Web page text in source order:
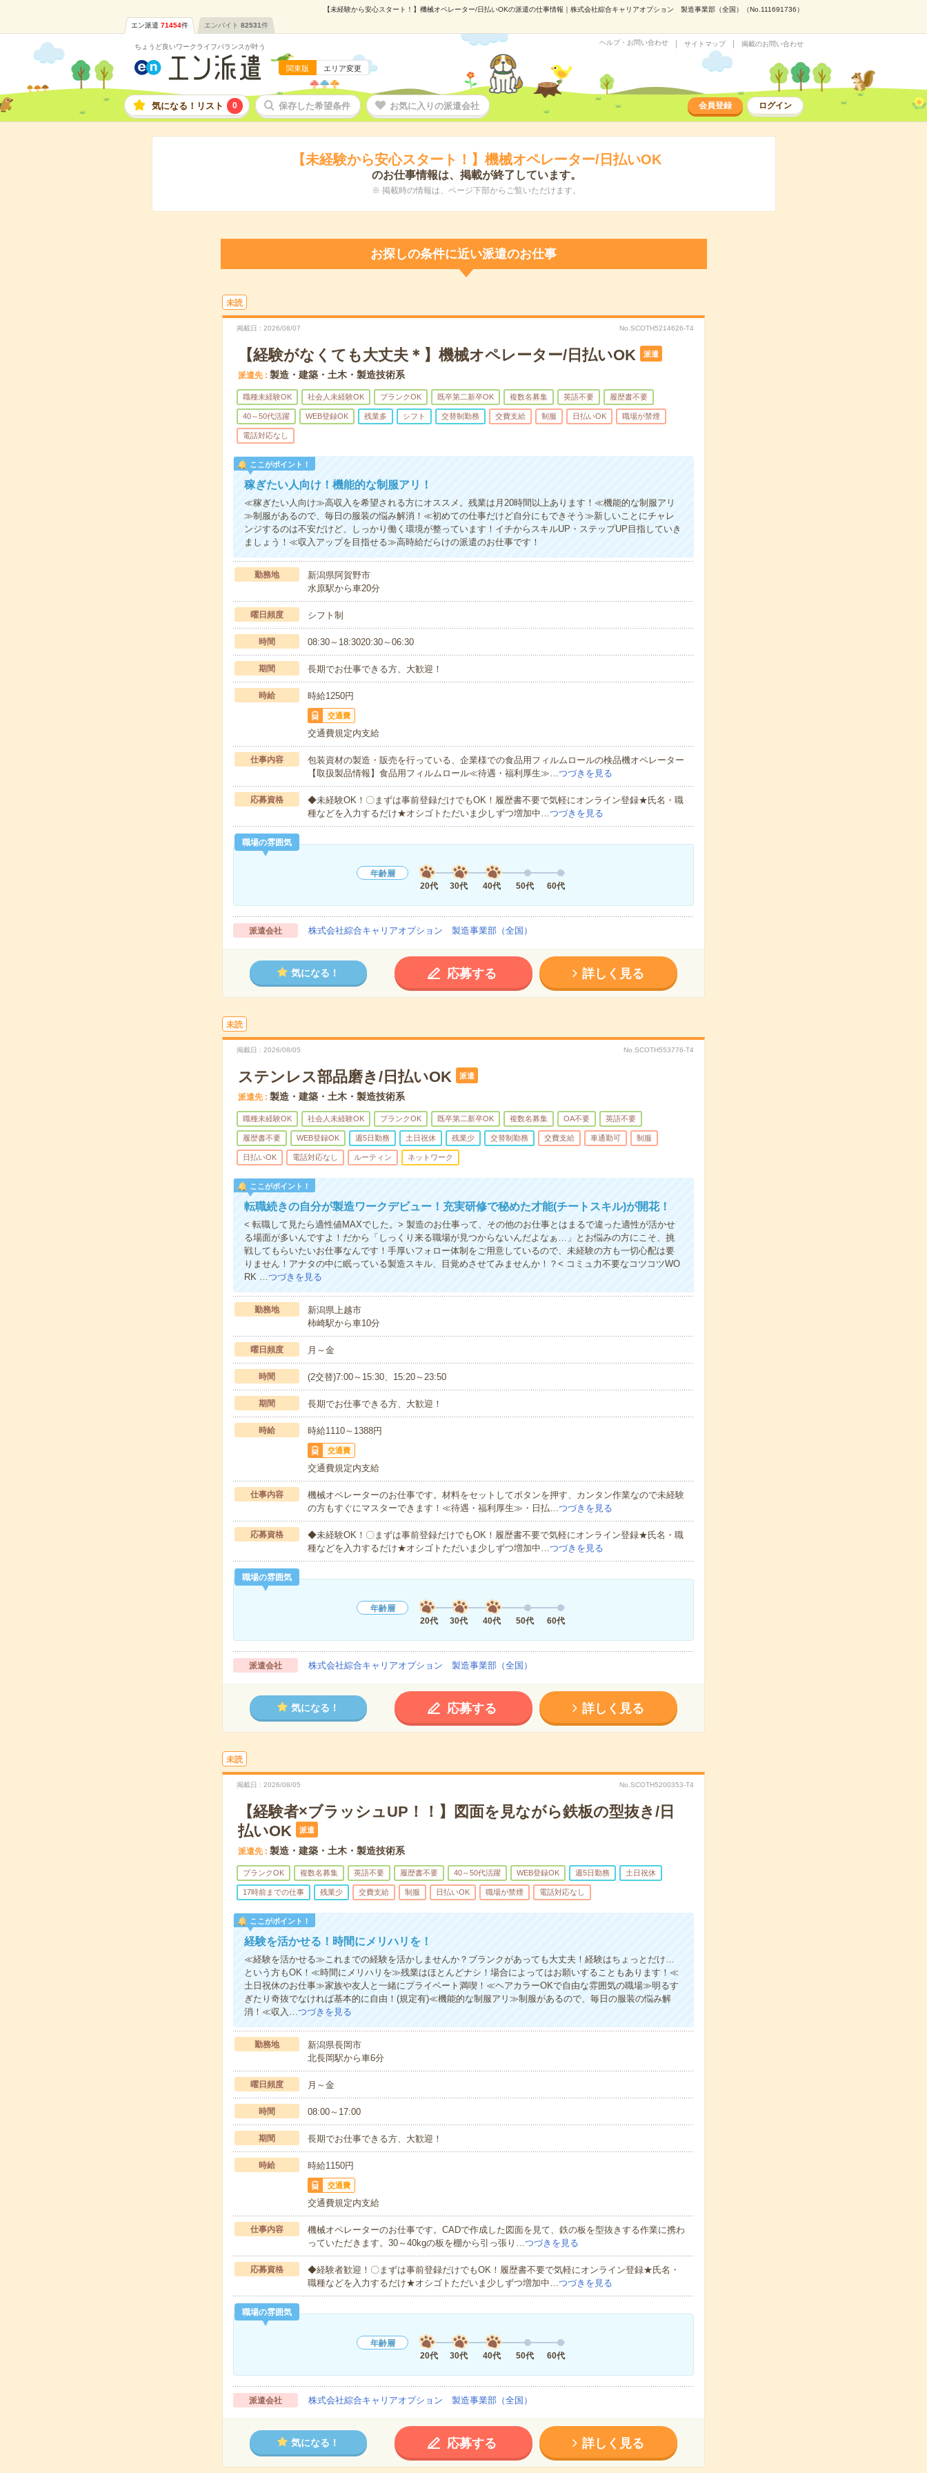
【未経験から安心スタート！】機械オペレーター/日払いOKの派遣の仕事情報｜株式会社綜合キャリアオプション 製造事業部（全国）（No.111691736）
エン派遣 71454件 エンバイト 82531件
ちょうど良いワークライフバランスが叶う
関東版 エリア変更
ヘルプ・お問い合わせ サイトマップ 掲載のお問い合わせ
気になる！リスト 0 保存した希望条件 お気に入りの派遣会社 会員登録 ログイン
【未経験から安心スタート！】機械オペレーター/日払いOK
のお仕事情報は、掲載が終了しています。
※ 掲載時の情報は、ページ下部からご覧いただけます。
お探しの条件に近い派遣のお仕事
未読
掲載日 2026/08/07 No.SCOTH5214626-T4
【経験がなくても大丈夫＊】機械オペレーター/日払いOK 派遣
派遣先 製造・建築・土木・製造技術系
職種未経験OK 社会人未経験OK ブランクOK 既卒第二新卒OK 複数名募集 英語不要 履歴書不要
40～50代活躍 WEB登録OK 残業多 シフト 交替制勤務 交費支給 制服 日払いOK 職場が禁煙
電話対応なし
ここがポイント！
稼ぎたい人向け！機能的な制服アリ！
≪稼ぎたい人向け≫高収入を希望される方にオススメ。残業は月20時間以上あります！≪機能的な制服アリ
≫制服があるので、毎日の服装の悩み解消！≪初めての仕事だけど自分にもできそう≫新しいことにチャレ
ンジするのは不安だけど、しっかり働く環境が整っています！イチからスキルUP・ステップUP目指していき
ましょう！≪収入アップを目指せる≫高時給だらけの派遣のお仕事です！
勤務地
新潟県阿賀野市
水原駅から車20分
曜日頻度 シフト制
時間 08:30～18:3020:30～06:30
期間 長期でお仕事できる方、大歓迎！
時給 時給1250円
交通費
交通費規定内支給
仕事内容
包装資材の製造・販売を行っている、企業様での食品用フィルムロールの検品機オペレーター
【取扱製品情報】食品用フィルムロール≪待遇・福利厚生≫…つづきを見る
応募資格
◆未経験OK！〇まずは事前登録だけでもOK！履歴書不要で気軽にオンライン登録★氏名・職
種などを入力するだけ★オシゴトただいま少しずつ増加中…つづきを見る
職場の雰囲気
年齢層
20代
30代 40代 50代 60代
派遣会社 株式会社綜合キャリアオプション 製造事業部（全国）
気になる！ 応募する 詳しく見る
未読
掲載日 2026/08/05 No.SCOTH553776-T4
ステンレス部品磨き/日払いOK 派遣
派遣先 製造・建築・土木・製造技術系
職種未経験OK 社会人未経験OK ブランクOK 既卒第二新卒OK 複数名募集 OA不要 英語不要
履歴書不要 WEB登録OK 週5日勤務 土日祝休 残業少 交替制勤務 交費支給 車通勤可 制服
日払いOK 電話対応なし ルーティン ネットワーク
ここがポイント！
転職続きの自分が製造ワークデビュー！充実研修で秘めた才能(チートスキル)が開花！
< 転職して見たら適性値MAXでした。> 製造のお仕事って、その他のお仕事とはまるで違った適性が活かせ
る場面が多いんですよ！だから「しっくり来る職場が見つからないんだよなぁ…」とお悩みの方にこそ、挑
戦してもらいたいお仕事なんです！手厚いフォロー体制をご用意しているので、未経験の方も一切心配は要
りません！アナタの中に眠っている製造スキル、目覚めさせてみませんか！？< コミュ力不要なコツコツWO
RK …つづきを見る
勤務地
新潟県上越市
柿崎駅から車10分
曜日頻度 月～金
時間 (2交替)7:00～15:30、15:20～23:50
期間 長期でお仕事できる方、大歓迎！
時給 時給1110～1388円
交通費
交通費規定内支給
仕事内容
機械オペレーターのお仕事です。材料をセットしてボタンを押す、カンタン作業なので未経験
の方もすぐにマスターできます！≪待遇・福利厚生≫・日払…つづきを見る
応募資格
◆未経験OK！〇まずは事前登録だけでもOK！履歴書不要で気軽にオンライン登録★氏名・職
種などを入力するだけ★オシゴトただいま少しずつ増加中…つづきを見る
職場の雰囲気
年齢層
20代
30代 40代 50代 60代
派遣会社 株式会社綜合キャリアオプション 製造事業部（全国）
気になる！ 応募する 詳しく見る
未読
掲載日 2026/08/05 No.SCOTH5200353-T4
【経験者×ブラッシュUP！！】図面を見ながら鉄板の型抜き/日
払いOK
派遣
派遣先 製造・建築・土木・製造技術系
ブランクOK 複数名募集 英語不要 履歴書不要 40～50代活躍 WEB登録OK 週5日勤務 土日祝休
17時前までの仕事 残業少 交費支給 制服 日払いOK 職場が禁煙 電話対応なし
ここがポイント！
経験を活かせる！時間にメリハリを！
≪経験を活かせる≫これまでの経験を活かしませんか？ブランクがあっても大丈夫！経験はちょっとだけ…
という方もOK！≪時間にメリハリを≫残業はほとんどナシ！場合によってはお願いすることもあります！≪
土日祝休のお仕事≫家族や友人と一緒にプライベート満喫！≪ヘアカラーOKで自由な雰囲気の職場≫明るす
ぎたり奇抜でなければ基本的に自由！(規定有)≪機能的な制服アリ≫制服があるので、毎日の服装の悩み解
消！≪収入…つづきを見る
勤務地
新潟県長岡市
北長岡駅から車6分
曜日頻度 月～金
時間 08:00～17:00
期間 長期でお仕事できる方、大歓迎！
時給 時給1150円
交通費
交通費規定内支給
仕事内容
機械オペレーターのお仕事です。CADで作成した図面を見て、鉄の板を型抜きする作業に携わ
っていただきます。30～40kgの板を棚から引っ張り…つづきを見る
応募資格
◆経験者歓迎！〇まずは事前登録だけでもOK！履歴書不要で気軽にオンライン登録★氏名・
職種などを入力するだけ★オシゴトただいま少しずつ増加中…つづきを見る
職場の雰囲気
年齢層
20代
30代 40代 50代 60代
派遣会社 株式会社綜合キャリアオプション 製造事業部（全国）
気になる！ 応募する 詳しく見る